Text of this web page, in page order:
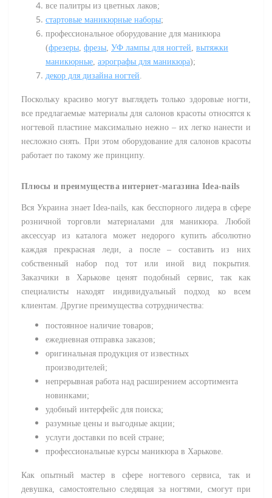
все палитры из цветных лаков;
стартовые маникюрные наборы;
профессиональное оборудование для маникюра
(фрезеры, фрезы, УФ лампы для ногтей, вытяжки
маникюрные, аэрографы для маникюра);
декор для дизайна ногтей.
Поскольку красиво могут выглядеть только здоровые ногти,
все предлагаемые материалы для салонов красоты относятся к
ногтевой пластине максимально нежно – их легко нанести и
несложно снять. При этом оборудование для салонов красоты
работает по такому же принципу.
Плюсы и преимущества интернет-магазина Idea-nails
Вся Украина знает Idea-nails, как бесспорного лидера в сфере
розничной торговли материалами для маникюра. Любой
аксессуар из каталога может недорого купить абсолютно
каждая прекрасная леди, а после – составить из них
собственный набор под тот или иной вид покрытия.
Заказчики в Харькове ценят подобный сервис, так как
специалисты находят индивидуальный подход ко всем
клиентам. Другие преимущества сотрудничества:
постоянное наличие товаров;
ежедневная отправка заказов;
оригинальная продукция от известных
производителей;
непрерывная работа над расширением ассортимента
новинками;
удобный интерфейс для поиска;
разумные цены и выгодные акции;
услуги доставки по всей стране;
профессиональные курсы маникюра в Харькове.
Как опытный мастер в сфере ногтевого сервиса, так и
девушка, самостоятельно следящая за ногтями, смогут при